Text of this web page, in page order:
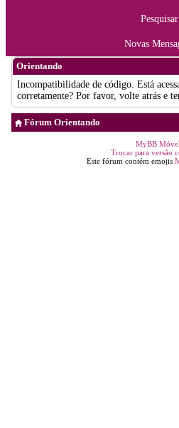
Pesquisar
Novas
Orientando
Incompatibilidade de código. Está
corretamente? Por favor, volte atrás e
Fórum Orientando
MyBB Móvel
Trocar para versão
Este fórum contém emojis